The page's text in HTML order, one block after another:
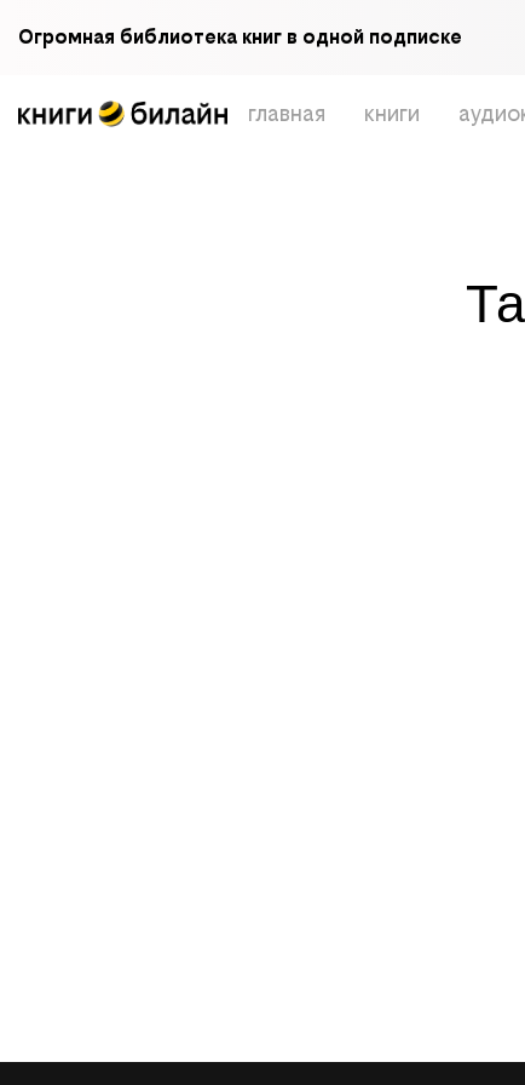
Огромная библиотека книг в одной подписке
главная книги